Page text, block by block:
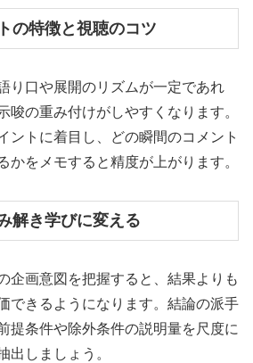
の特徴と視聴のコツ
り口や展開のリズムが一定であれ
唆の重み付けがしやすくなります。
ントに着目し、どの瞬間のコメント
かをメモすると精度が上がります。
解き学びに変える
企画意図を把握すると、結果よりも
できるようになります。結論の派手
提条件や除外条件の説明量を尺度に
出しましょう。